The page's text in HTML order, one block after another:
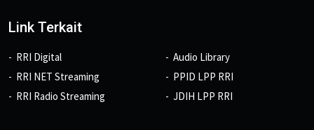
Link Terkait
RRI Digital
RRI NET Streaming
RRI Radio Streaming
Audio Library
PPID LPP RRI
JDIH LPP RRI